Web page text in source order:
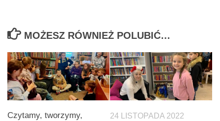
MOŻESZ RÓWNIEŻ POLUBIĆ…
Czytamy, tworzymy,
24 LISTOPADA 2022